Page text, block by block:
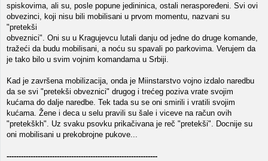
spiskovima, ali su, posle popune jedininica, ostali neraspoređeni. Svi ovi
obvezinci, koji nisu bili mobilisani u prvom momentu, nazvani su
"pretekši
obveznici". Oni su u Kragujevcu lutali danju od jedne do druge komande,
tražeći da budu mobilisani, a noću su spavali po parkovima. Verujem da
je tako bilo u svim vojnim komandama u Srbiji.
Kad je završena mobilizacija, onda je Miinstarstvo vojno izdalo naredbu
da se svi "pretekši obveznici" drugog i trećeg poziva vrate svojim
kućama do dalje naredbe. Tek tada su se oni smirili i vratili svojim
kućama. Žene i deca u selu pravili su šale i viceve na račun ovih
"pretekškh". Uz svaku psovku prikačivana je reč "pretekši". Docnije su
oni mobilisani u prekobrojne pukove...
---------------------------------------------------------------